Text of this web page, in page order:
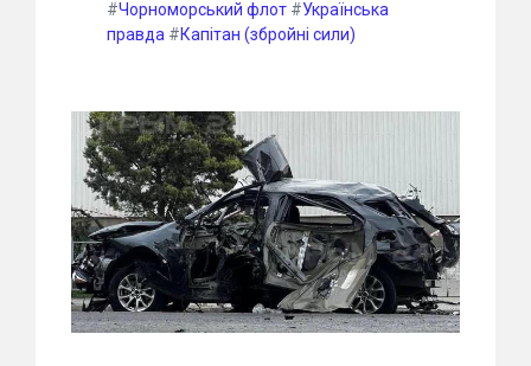
#Чорноморський флот #Українська
правда #Капітан (збройні сили)